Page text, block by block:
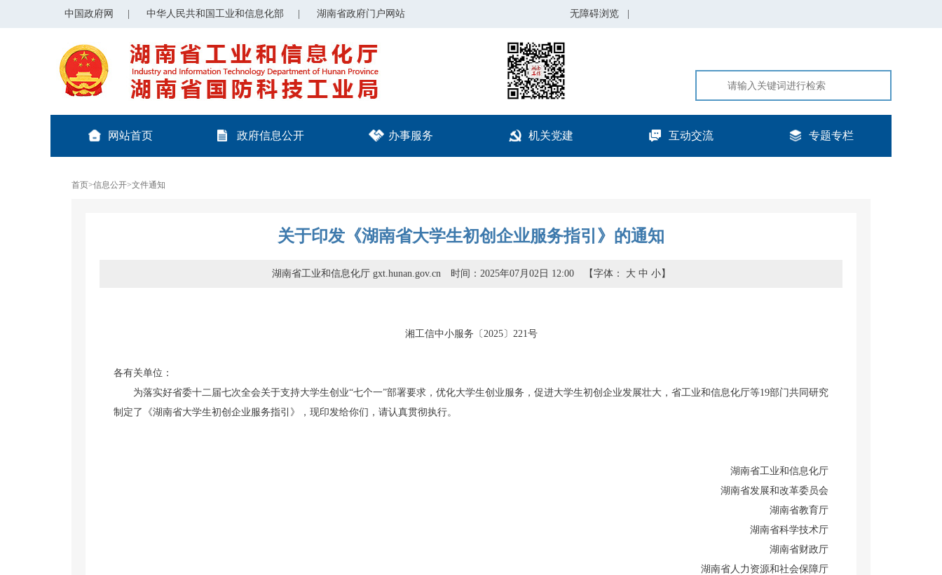
中国政府网 中华人民共和国工业和信息化部 湖南省政府门户网站 无障碍浏览
网站首页 政府信息公开 办事服务 机关党建 互动交流 专题专栏
首页>信息公开>文件通知
关于印发《湖南省大学生初创企业服务指引》的通知
湖南省工业和信息化厅 gxt.hunan.gov.cn 时间：2025年07月02日 12:00 【字体： 大 中 小】
湘工信中小服务〔2025〕221号
各有关单位：
为落实好省委十二届七次全会关于支持大学生创业“七个一”部署要求，优化大学生创业服务，促进大学生初创企业发展壮大，省工业和信息化厅等19部门共同研究
制定了《湖南省大学生初创企业服务指引》，现印发给你们，请认真贯彻执行。
湖南省工业和信息化厅
湖南省发展和改革委员会
湖南省教育厅
湖南省科学技术厅
湖南省财政厅
湖南省人力资源和社会保障厅